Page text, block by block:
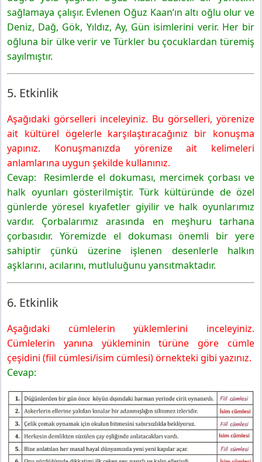
sağlamaya çalışır. Evlenen Oğuz Kaan’ın altı oğlu olur ve
Deniz, Dağ, Gök, Yıldız, Ay, Gün isimlerini verir. Her bir
oğluna bir ülke verir ve Türkler bu çocuklardan türemiş
sayılmıştır.
5. Etkinlik
Aşağıdaki görselleri inceleyiniz. Bu görselleri, yörenize
ait kültürel ögelerle karşılaştıracağınız bir konuşma
yapınız. Konuşmanızda yörenize ait kelimeleri
anlamlarına uygun şekilde kullanınız.
Cevap: Resimlerde el dokuması, mercimek çorbası ve
halk oyunları gösterilmiştir. Türk kültüründe de özel
günlerde yöresel kıyafetler giyilir ve halk oyunlarımız
vardır. Çorbalarımız arasında en meşhuru tarhana
çorbasıdır. Yöremizde el dokuması önemli bir yere
sahiptir çünkü üzerine işlenen desenlerle halkın
aşklarını, acılarını, mutluluğunu yansıtmaktadır.
6. Etkinlik
Aşağıdaki cümlelerin yüklemlerini inceleyiniz.
Cümlelerin yanına yükleminin türüne göre cümle
çeşidini (fiil cümlesi/isim cümlesi) örnekteki gibi yazınız.
Cevap: